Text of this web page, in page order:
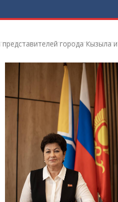
города Кызыла и